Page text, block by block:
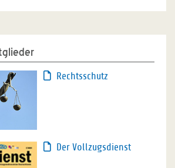
Rechtsschutz
Der Vollzugsdienst